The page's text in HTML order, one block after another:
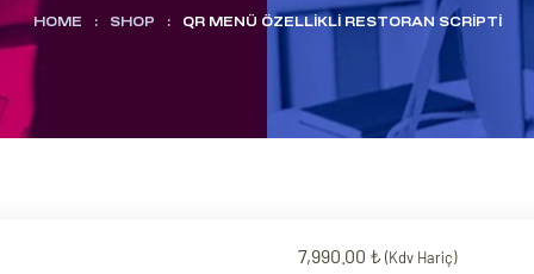
HOME : SHOP : QR MENÜ ÖZELLIKLI RESTORAN SCRIPTI
7,990.00 ₺ (Kdv Hariç)